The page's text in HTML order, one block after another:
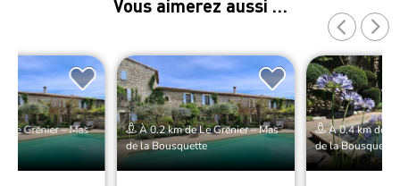
Vous aimerez aussi …
Le Grenier – Mas
À 0.2 km de Le Grenier – Mas
de la Bousquette
À 0.4 km de
de la Bousquette